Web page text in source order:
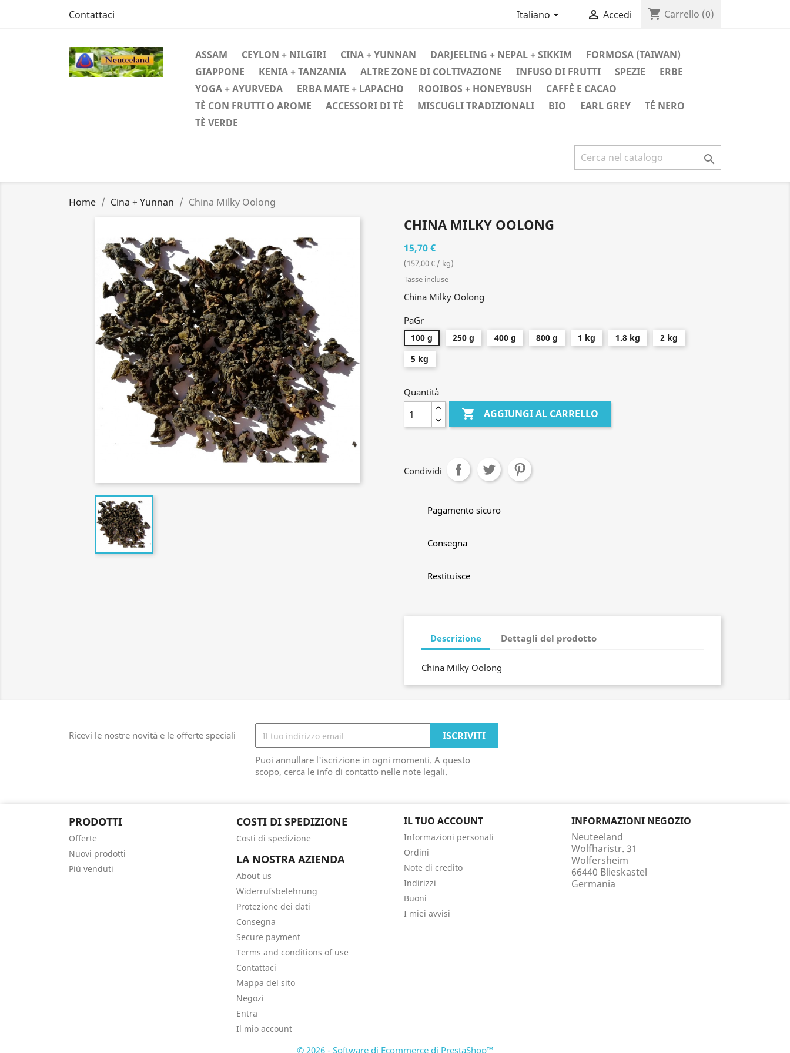
Contattaci Italiano  Accedi shopping_cart Carrello (0)
ASSAM CEYLON + NILGIRI CINA + YUNNAN DARJEELING + NEPAL + SIKKIM
FORMOSA (TAIWAN)
GIAPPONE
KENIA + TANZANIA ALTRE ZONE DI COLTIVAZIONE INFUSO DI FRUTTI SPEZIE
ERBE
YOGA + AYURVEDA
ERBA MATE + LAPACHO ROOIBOS + HONEYBUSH
CAFFÈ E CACAO
TÈ CON FRUTTI O AROME
ACCESSORI DI TÈ MISCUGLI TRADIZIONALI BIO EARL GREY
TÉ NERO
TÈ VERDE

Home Cina + Yunnan China Milky Oolong
CHINA MILKY OOLONG
15,70 €
(157,00 € / kg)
Tasse incluse
China Milky Oolong
PaGr
100 g 250 g 400 g 800 g 1 kg 1.8 kg
2 kg
5 kg
Quantità
 AGGIUNGI AL CARRELLO
Condividi
Pagamento sicuro
Consegna
Restituisce
Descrizione Dettagli del prodotto
China Milky Oolong
Ricevi le nostre novità e le offerte speciali
Puoi annullare l'iscrizione in ogni momenti. A questo
scopo, cerca le info di contatto nelle note legali.
PRODOTTI
Offerte
Nuovi prodotti
Più venduti
COSTI DI SPEDIZIONE
Costi di spedizione
LA NOSTRA AZIENDA
About us
Widerrufsbelehrung
Protezione dei dati
Consegna
Secure payment
Terms and conditions of use
Contattaci
Mappa del sito
Negozi
Entra
Il mio account
IL TUO ACCOUNT
Informazioni personali
Ordini
Note di credito
Indirizzi
Buoni
I miei avvisi
INFORMAZIONI NEGOZIO
Neuteeland
Wolfharistr. 31
Wolfersheim
66440 Blieskastel
Germania
© 2026 - Software di Ecommerce di PrestaShop™